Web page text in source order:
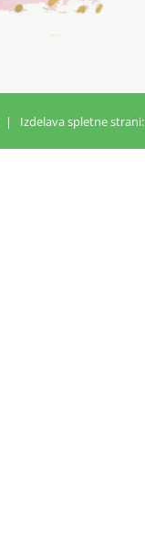
Izdelava spletne strani: